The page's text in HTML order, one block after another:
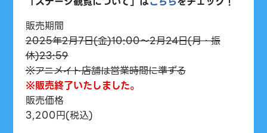
販売期間
2025年2月7日(金)10:00～2月24日(月・振
休)23:59
※アニメイト店舗は営業時間に準ずる
※販売終了いたしました。
販売価格
3,200円(税込)